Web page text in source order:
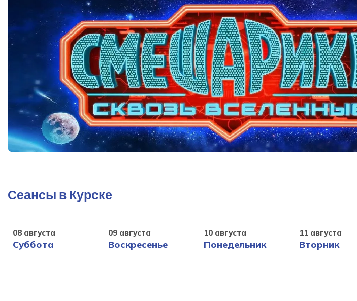
Сеансы в Курске
08 августа
Суббота
09 августа
Воскресенье
10 августа
Понедельник
11 августа
Вторник